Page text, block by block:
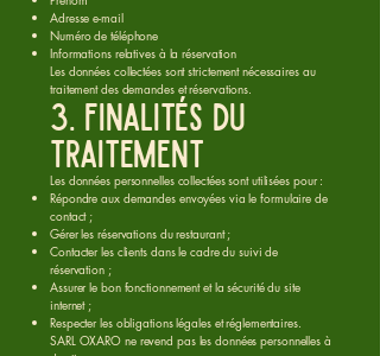
Adresse e-mail
Numéro de téléphone
Informations relatives à la réservation
Les données collectées sont strictement nécessaires au
traitement des demandes et réservations.
3. Finalités du
traitement
Les données personnelles collectées sont utilisées pour :
Répondre aux demandes envoyées via le formulaire de
contact ;
Gérer les réservations du restaurant ;
Contacter les clients dans le cadre du suivi de
réservation ;
Assurer le bon fonctionnement et la sécurité du site
internet ;
Respecter les obligations légales et réglementaires.
SARL OXARO ne revend pas les données personnelles à